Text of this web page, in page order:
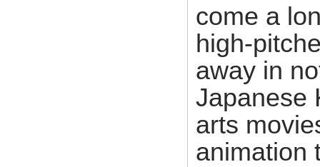
come a
high-
away in
Japanese
arts
animation